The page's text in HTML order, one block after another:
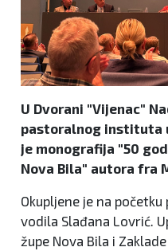
U Dvorani "Vijenac"
pastoralnog instituta
je monografija "50
Nova Bila" autora fra
Okupljene je na
vodila Slađana Lovrić.
župe Nova Bila i